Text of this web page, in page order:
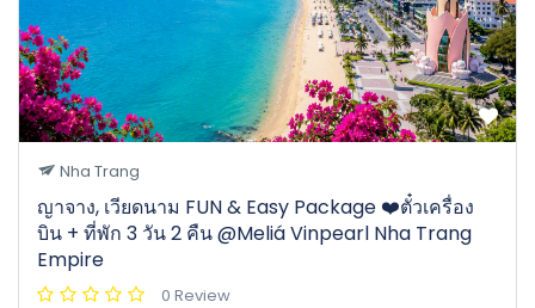
Nha Trang
ญาจาง, เวียดนาม FUN & Easy Package ❤️ตั๋วเครื่อง
บิน + ที่พัก 3 วัน 2 คืน @Meliá Vinpearl Nha Trang
Empire
0 Review